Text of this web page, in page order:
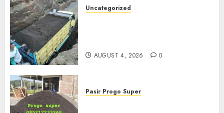
Uncategorized
AUGUST 4, 2026 0
Pasir Progo Super